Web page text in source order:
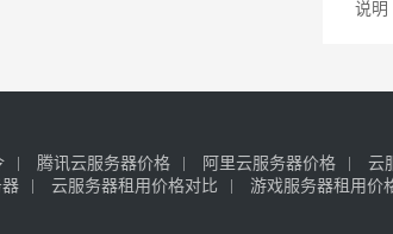
说明
腾讯云服务器价格 阿里云服务器价格 云
云服务器租用价格对比
游戏服务器租用价